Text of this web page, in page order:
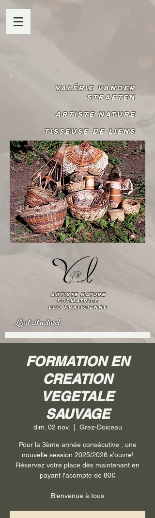
Valérie Vander
Straeten
Artiste Nature
Tisseuse de liens
L'art est naturel
artiste nature
Formatrice
ECO praticienne
FORMATION EN
CREATION
VEGETALE
SAUVAGE
dim. 02 nov. Grez-Doiceau
Pour la 3ème année consécutive , une
nouvelle session 2025/2026 s'ouvre!
Réservez votre place dès maintenant en
payant l'acompte de 80€
Bienvenue à tous